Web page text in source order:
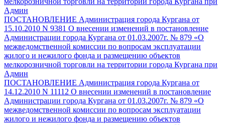
Админ
ПОСТАНОВЛЕНИЕ Администрация города Кургана от
15.10.2010 N 9381 О внесении изменений в постановление
Администрации города Кургана от 01.03.2007г. № 879 «О
межведомственной комиссии по вопросам эксплуатации
жилого и нежилого фонда и размещению объектов
мелкорозничной торговли на территории города Кургана при
Админ
ПОСТАНОВЛЕНИЕ Администрация города Кургана от
14.12.2010 N 11112 О внесении изменений в постановление
Администрации города Кургана от 01.03.2007г. № 879 «О
межведомственной комиссии по вопросам эксплуатации
жилого и нежилого фонда и размещению объектов